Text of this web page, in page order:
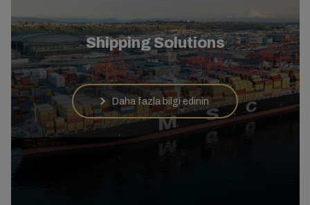
Shipping Solutions
Daha fazla bilgi edinin